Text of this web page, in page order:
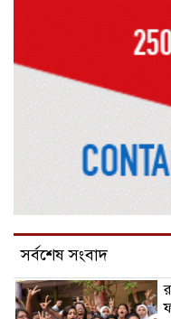
সর্বশেষ সংবাদ